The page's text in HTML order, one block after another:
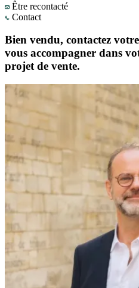
Être recontacté
Contact
Bien vendu, contactez
vous accompagner dans
projet de vente.